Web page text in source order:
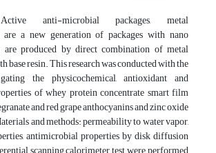
anti-microbial packages, metal
are a new generation of packages with nano
are produced by direct combination of metal
base resin. This research was conducted with the
the physicochemical, antioxidant and
of whey protein concentrate smart film
and red grape anthocyanins and zinc oxide
and methods: permeability to water vapor,
antimicrobial properties by disk diffusion